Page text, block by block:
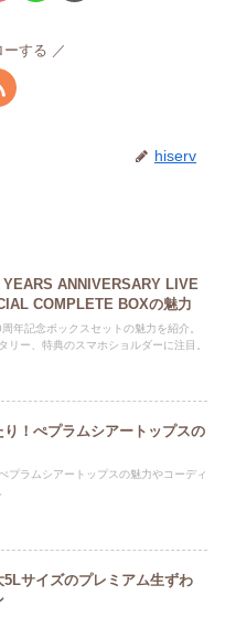
ーする
hiserv
ANNIVERSARY LIVE
COMPLETE BOXの魅力
年記念ボックスセットの魅力を紹介。
リー、特典のスマホショルダーに注目。
！ぺプラムシアートップスの
プラムシアートップスの魅力やコーディ
サイズのプレミアム生ずわ